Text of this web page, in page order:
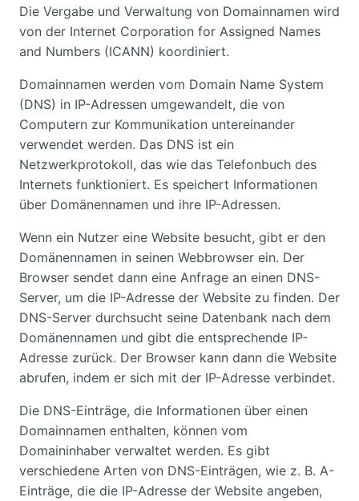
Die Vergabe und Verwaltung von Domainnamen wird
von der Internet Corporation for Assigned Names
and Numbers (ICANN) koordiniert.
Domainnamen werden vom Domain Name System
(DNS) in IP-Adressen umgewandelt, die von
Computern zur Kommunikation untereinander
verwendet werden. Das DNS ist ein
Netzwerkprotokoll, das wie das Telefonbuch des
Internets funktioniert. Es speichert Informationen
über Domänennamen und ihre IP-Adressen.
Wenn ein Nutzer eine Website besucht, gibt er den
Domänennamen in seinen Webbrowser ein. Der
Browser sendet dann eine Anfrage an einen DNS-
Server, um die IP-Adresse der Website zu finden. Der
DNS-Server durchsucht seine Datenbank nach dem
Domänennamen und gibt die entsprechende IP-
Adresse zurück. Der Browser kann dann die Website
abrufen, indem er sich mit der IP-Adresse verbindet.
Die DNS-Einträge, die Informationen über einen
Domainnamen enthalten, können vom
Domaininhaber verwaltet werden. Es gibt
verschiedene Arten von DNS-Einträgen, wie z. B. A-
Einträge, die die IP-Adresse der Website angeben,